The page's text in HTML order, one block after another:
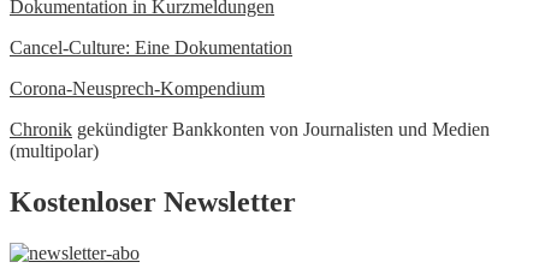
Dokumentation in Kurzmeldungen
Cancel-Culture: Eine Dokumentation
Corona-Neusprech-Kompendium
Chronik gekündigter Bankkonten von Journalisten und Medien
(multipolar)
Kostenloser Newsletter